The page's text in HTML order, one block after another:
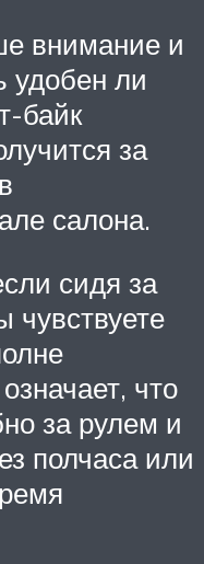
внимание и
удобен ли
байк
за
салона.
сидя за
чувствуете
что
за рулем и
полчаса или